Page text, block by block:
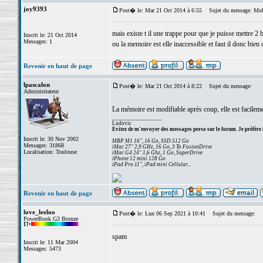
joy9393
Inscrit le: 21 Oct 2014
Messages: 1
Post� le: Mar 21 Oct 2014 à 6:55 Sujet du message:
mais existe t il une trappe pour que je puisse mettre 2
ou la memoire est elle inaccessible et faut il donc
Revenir en haut de page
lpascalon
Administrateur
Inscrit le: 30 Nov 2002
Messages: 31868
Localisation: Toulouse
Post� le: Mar 21 Oct 2014 à 8:22 Sujet du message:
La mémoire est modifiable après coup, elle est
Ludovic
Evitez de m'envoyer des messages perso sur le forum. Je préfère
MBP M1 16", 16 Go, SSD 512 Go
iMac 27" 2,9 GHz, 16 Go, 3 To FusionDrive
iMac G4 24" 1,6 Ghz, 1 Go, SuperDrive
iPhone 12 mini 128 Go
iPad Pro 11", iPad mini Cellular...
Revenir en haut de page
love_leeloo
PowerBook G3 Bronze
Inscrit le: 11 Mar 2004
Messages: 5473
Post� le: Lun 06 Sep 2021 à 10:41 Sujet du message:
spam